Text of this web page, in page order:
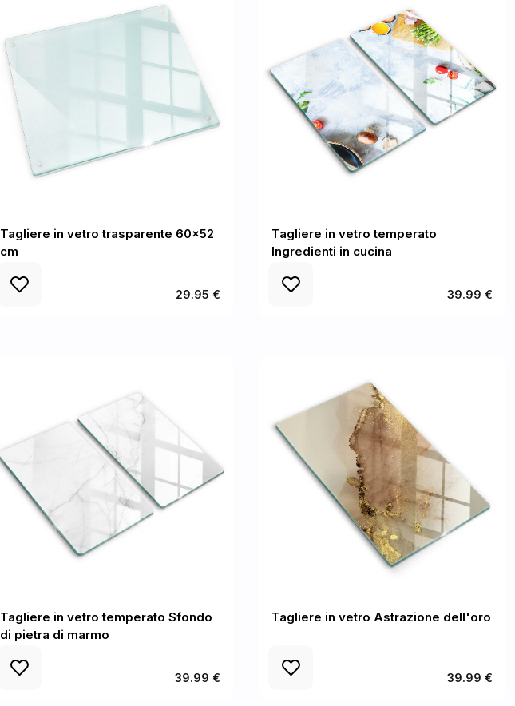
Tagliere in vetro trasparente 60x52
cm
29.95 €
Tagliere in vetro temperato
Ingredienti in cucina
39.99 €
Tagliere in vetro temperato Sfondo
di pietra di marmo
39.99 €
Tagliere in vetro Astrazione dell'oro
39.99 €